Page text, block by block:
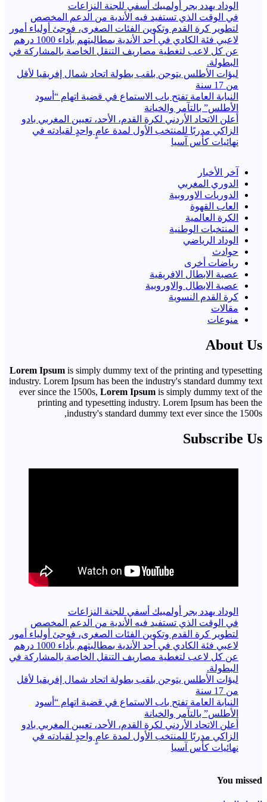
الوداد يهدد بجر أولمبيك أسفي للجنة النزاعات
في الوقت الذي تستفيد فيه الأندية من الدعم المخصص
لتطوير كرة القدم وتكوين الفئات الصغرى، فوجئ أولياء أمور
لاعبي فئة الكادي في أحد الأندية بمطالبتهم بأداء 1000 درهم
عن كل لاعب لتغطية مصاريف التنقل الخاصة بالمشاركة في
البطولة.
لبؤات الأطلس يتوجن بلقب بطولة اتحاد شمال إفريقيا لأقل
من 17 سنة
النيابة العامة تفتح باب الاستماع في قضية اتهام “أسود
الأطلس” بالتآمر والخيانة
أعلن الاتحاد الأردني لكرة القدم، الأحد، تعيين المغربي بادو
الزاكي مدربًا للمنتخب الأول لمدة عامٍ واحدٍ لقيادته ​في
نهائيات كأس آسيا
آخر الأخبار
الدوري المغربي
الدوريات الاوروبية
العاب القهوة
الكرة العالمية
المنتخبات الوطنية
الوداد الرياضي
حوادث
رياضات أخرى
عصبة الابطال الافريقية
عصبة الابطال والاوروبية
كرة القدم النسوية
مقالات
منوعات
About Us
Lorem Ipsum is simply dummy text of the printing and typesetting
industry. Lorem Ipsum has been the industry's standard dummy text
ever since the 1500s, Lorem Ipsum is simply dummy text of the
printing and typesetting industry. Lorem Ipsum has been the
industry's standard dummy text ever since the 1500s,
Subscribe Us
الوداد يهدد بجر أولمبيك أسفي للجنة النزاعات
في الوقت الذي تستفيد فيه الأندية من الدعم المخصص
لتطوير كرة القدم وتكوين الفئات الصغرى، فوجئ أولياء أمور
لاعبي فئة الكادي في أحد الأندية بمطالبتهم بأداء 1000 درهم
عن كل لاعب لتغطية مصاريف التنقل الخاصة بالمشاركة في
البطولة.
لبؤات الأطلس يتوجن بلقب بطولة اتحاد شمال إفريقيا لأقل
من 17 سنة
النيابة العامة تفتح باب الاستماع في قضية اتهام “أسود
الأطلس” بالتآمر والخيانة
أعلن الاتحاد الأردني لكرة القدم، الأحد، تعيين المغربي بادو
الزاكي مدربًا للمنتخب الأول لمدة عامٍ واحدٍ لقيادته ​في
نهائيات كأس آسيا
You missed